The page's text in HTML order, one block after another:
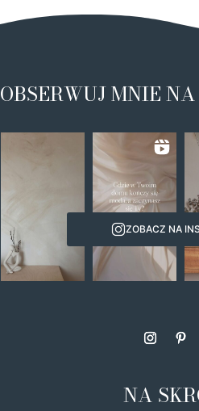
OBSERWUJ MNIE
ZOBACZ NA
NA